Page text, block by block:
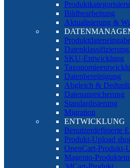
Bildbearbeitung
Aktualisierung &
Datenklassifizierung.
SKU-Entwicklung
Datenbereinigung
Abgleich &
Datenanreicherung
Standardisierung
Migration
ENTWICKLUNG
Benutzerdefinierte
Produkt-Upload
OpenCart-Produkt-
Magento-
3dCart-Produkt